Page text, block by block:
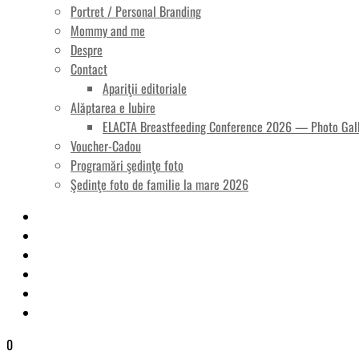
Portret / Personal Branding
Mommy and me
Despre
Contact
Apariţii editoriale
Alăptarea e Iubire
ELACTA Breastfeeding Conference 2026 — Photo
Voucher-Cadou
Programări şedinţe foto
Şedinţe foto de familie la mare 2026
0